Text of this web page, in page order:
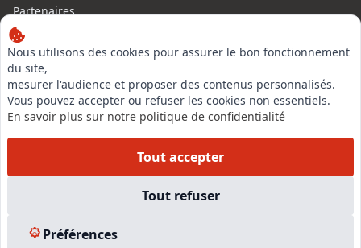
Nous utilisons des cookies pour assurer le bon fonctionnement
du site,
mesurer l'audience et proposer des contenus personnalisés.
Vous pouvez accepter ou refuser les cookies non essentiels.
En savoir plus sur notre politique de confidentialité
Tout accepter
Tout refuser
Préférences
Partenaires
Autres missions
Le C.N.E.
Membre IVSC
Logiciel
L’Expert
Tarifs
Experts Immobiliers par régions
Plan du site